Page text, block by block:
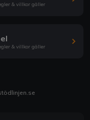
& villkor gäller
& villkor gäller